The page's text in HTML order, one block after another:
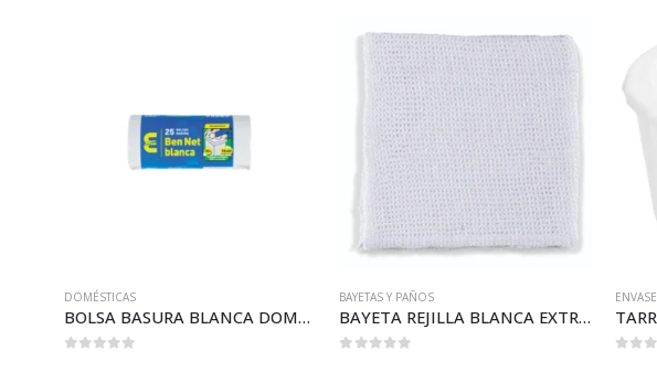
DOMÉSTICAS
BOLSA BASURA BLANCA DOMÉSTICA (B001B)
BAYETAS Y PAÑOS
BAYETA REJILLA BLANCA EXTRA (C033)